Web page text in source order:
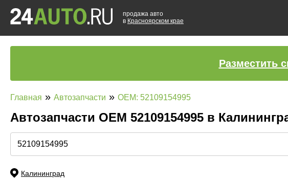
продажа авто
в Красноярском крае
Разместить
Главная » Автозапчасти » OEM: 52109154995
Автозапчасти ОЕМ 52109154995 в
Калининград